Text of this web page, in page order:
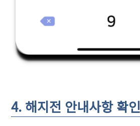
4. 해지전 안내사항 확인